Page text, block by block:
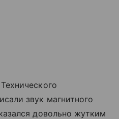
звук магнитного
довольно жутким